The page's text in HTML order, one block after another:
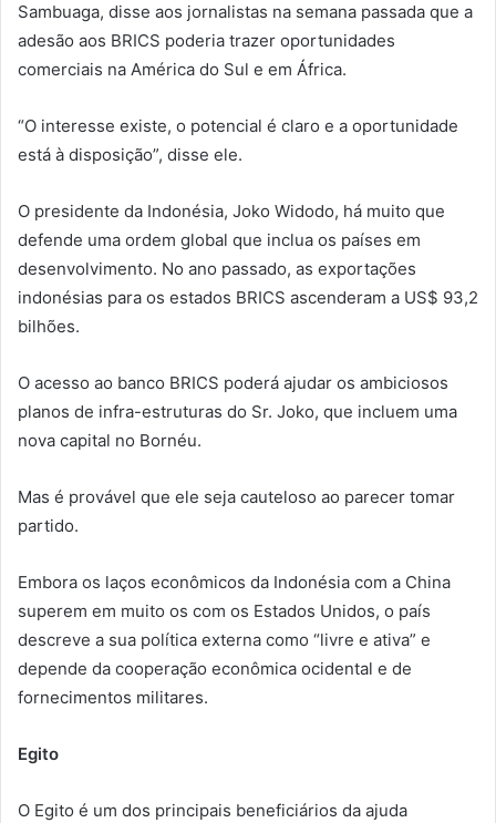
Sambuaga, disse aos jornalistas na semana passada que a
adesão aos BRICS poderia trazer oportunidades
comerciais na América do Sul e em África.
“O interesse existe, o potencial é claro e a oportunidade
está à disposição”, disse ele.
O presidente da Indonésia, Joko Widodo, há muito que
defende uma ordem global que inclua os países em
desenvolvimento. No ano passado, as exportações
indonésias para os estados BRICS ascenderam a US$ 93,2
bilhões.
O acesso ao banco BRICS poderá ajudar os ambiciosos
planos de infra-estruturas do Sr. Joko, que incluem uma
nova capital no Bornéu.
Mas é provável que ele seja cauteloso ao parecer tomar
partido.
Embora os laços econômicos da Indonésia com a China
superem em muito os com os Estados Unidos, o país
descreve a sua política externa como “livre e ativa” e
depende da cooperação econômica ocidental e de
fornecimentos militares.
Egito
O Egito é um dos principais beneficiários da ajuda